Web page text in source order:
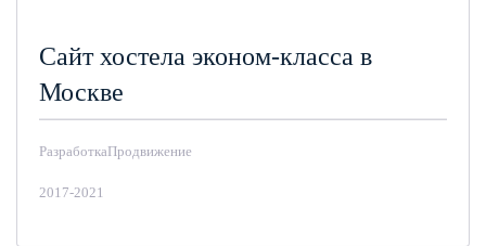
Сайт хостела эконом-класса в
Москве
РазработкаПродвижение
2017-2021